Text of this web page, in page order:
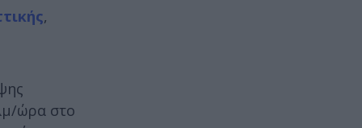
,
ώρα στο